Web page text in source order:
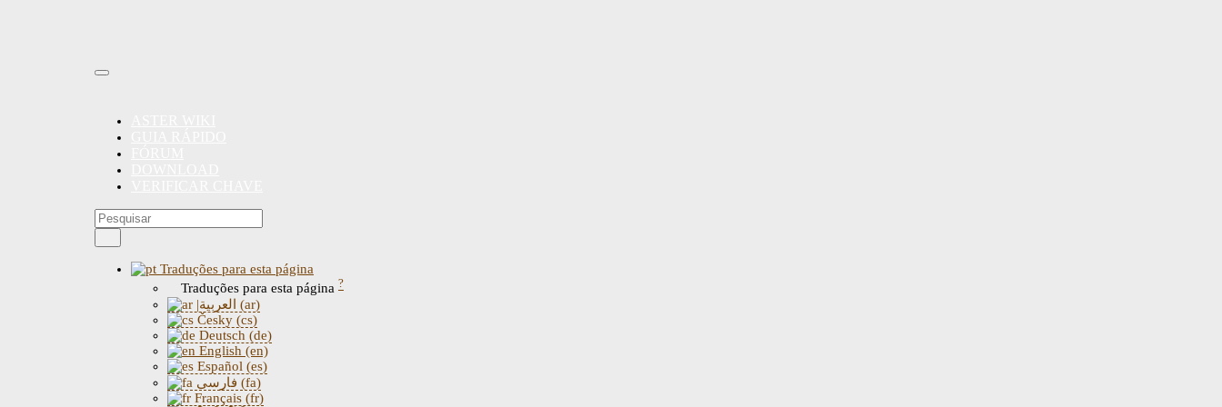
Traduções para esta página
Traduções para esta página ?
|العربية (ar)
Česky (cs)
Deutsch (de)
English (en)
Español (es)
فارسی (fa)
Français (fr)